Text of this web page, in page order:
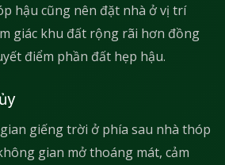
hậu cũng nên đặt nhà ở vị trí
giác khu đất rộng rãi hơn đồng
điểm phần đất hẹp hậu.
giếng trời ở phía sau nhà thóp
gian mở thoáng mát, cảm